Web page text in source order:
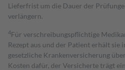
Lieferfrist um die Dauer der
verlängern.
4Für verschreibungspflichtige
Rezept aus und der Patient erhält sie
gesetzliche Krankenversicherung
Kosten dafür, der Versicherte trägt